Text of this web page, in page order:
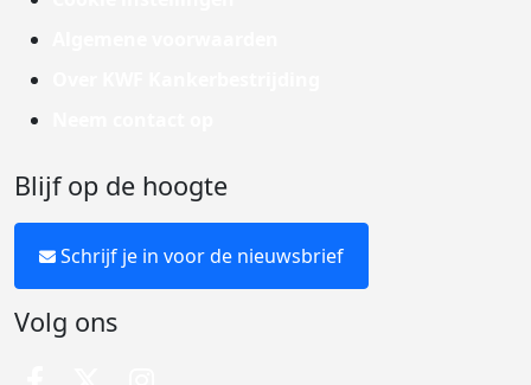
Blijf op de hoogte
Schrijf je in voor de nieuwsbrief
Volg ons